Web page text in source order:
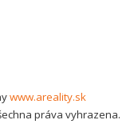
www.areality.sk
práva vyhrazena.